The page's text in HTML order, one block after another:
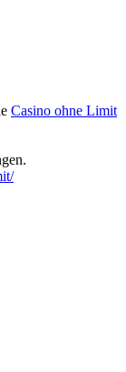
Casino ohne Limit